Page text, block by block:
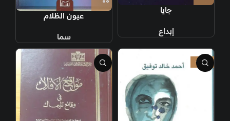
جايا
إبداع
عيون الظلام
سما
-25%